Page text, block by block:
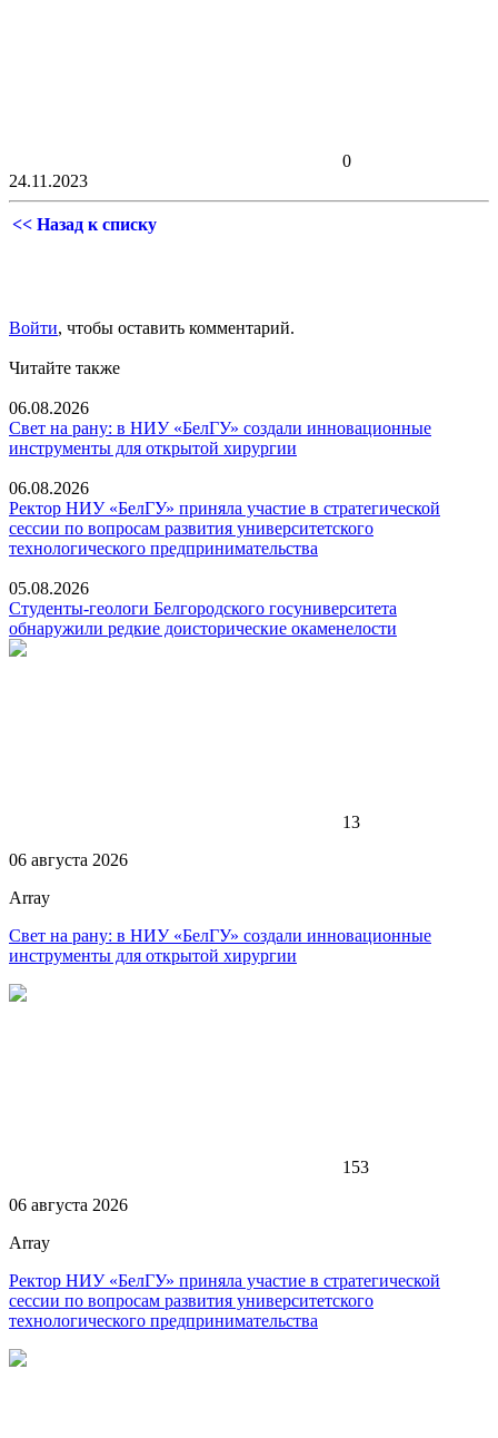
0
24.11.2023
<< Назад к списку
Войти, чтобы оставить комментарий.
Читайте также
06.08.2026
Свет на рану: в НИУ «БелГУ» создали инновационные
инструменты для открытой хирургии
06.08.2026
Ректор НИУ «БелГУ» приняла участие в стратегической
сессии по вопросам развития университетского
технологического предпринимательства
05.08.2026
Студенты-геологи Белгородского госуниверситета
обнаружили редкие доисторические окаменелости
13
06 августа 2026
Array
Свет на рану: в НИУ «БелГУ» создали инновационные
инструменты для открытой хирургии
153
06 августа 2026
Array
Ректор НИУ «БелГУ» приняла участие в стратегической
сессии по вопросам развития университетского
технологического предпринимательства